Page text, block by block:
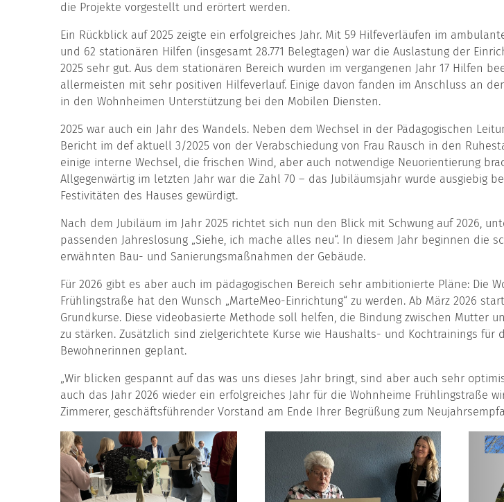
die Projekte vorgestellt und erörtert werden.
Ein Rückblick auf 2025 zeigte ein erfolgreiches Jahr. Mit 59 Hilfeverläufen im
und 62 stationären Hilfen (insgesamt 28.771 Belegtagen) war die Auslastung der
2025 sehr gut. Aus dem stationären Bereich wurden im vergangenen Jahr 17 Hilfen
allermeisten mit sehr positiven Hilfeverlauf. Einige davon fanden im Anschluss an
in den Wohnheimen Unterstützung bei den Mobilen Diensten.
2025 war auch ein Jahr des Wandels. Neben dem Wechsel in der Pädagogischen
Bericht im def aktuell 3/2025 von der Verabschiedung von Frau Rausch in den
einige interne Wechsel, die frischen Wind, aber auch notwendige Neuorientierung
Allgegenwärtig im letzten Jahr war die Zahl 70 – das Jubiläumsjahr wurde ausgiebig
Festivitäten des Hauses gewürdigt.
Nach dem Jubiläum im Jahr 2025 richtet sich nun den Blick mit Schwung auf 2026,
passenden Jahreslosung „Siehe, ich mache alles neu“. In diesem Jahr beginnen die
erwähnten Bau- und Sanierungsmaßnahmen der Gebäude.
Für 2026 gibt es aber auch im pädagogischen Bereich sehr ambitionierte Pläne: Die
Frühlingstraße hat den Wunsch „MarteMeo-Einrichtung“ zu werden. Ab März 2026
Grundkurse. Diese videobasierte Methode soll helfen, die Bindung zwischen Mutter
zu stärken. Zusätzlich sind zielgerichtete Kurse wie Haushalts- und Kochtrainings für
Bewohnerinnen geplant.
„Wir blicken gespannt auf das was uns dieses Jahr bringt, sind aber auch sehr
auch das Jahr 2026 wieder ein erfolgreiches Jahr für die Wohnheime Frühlingstraße
Zimmerer, geschäftsführender Vorstand am Ende Ihrer Begrüßung zum